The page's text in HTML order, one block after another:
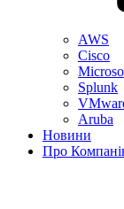
AWS
Cisco
Splunk
Aruba
Новини
Про